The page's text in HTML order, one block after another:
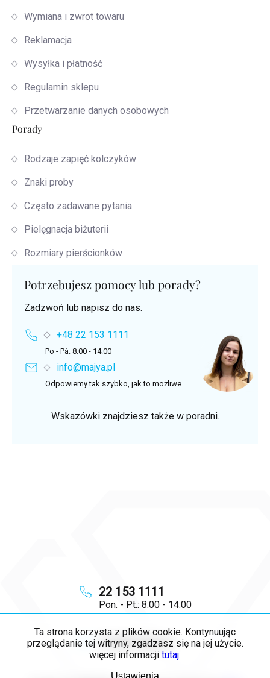
Ta strona korzysta z plików cookie. Kontynuując
przeglądanie tej witryny, zgadzasz się na jej użycie.
więcej informacji tutaj.
Ustawienia
info@ majya.pl
22 153 1111
Pon. - Pt.: 8:00 - 14:00
Wymiana i zwrot towaru
Reklamacja
Wysyłka i płatność
Regulamin sklepu
Przetwarzanie danych osobowych
Porady
Rodzaje zapięć kolczyków
Znaki proby
Często zadawane pytania
Pielęgnacja biżuterii
Rozmiary pierścionków
Potrzebujesz pomocy lub porady?
Zadzwoń lub napisz do nas.
+48 22 153 1111
Po - Pá: 8:00 - 14:00
info@majya.pl
Odpowiemy tak szybko, jak to możliwe
Wskazówki znajdziesz także w poradni.